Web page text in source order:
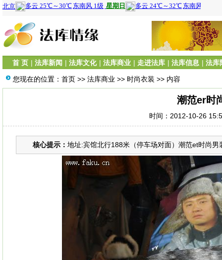
首 页 | 法库新闻 | 法库文化 | 法库商业 | 走进法库 | 法库信息 | 法库
您现在的位置： 首页 >> 法库商业 >> 时尚衣装 >> 内容
潮范er时
时间：2012-10-26
核心提示： 地址:宾馆北行188米（停车场对面）潮范et时尚男